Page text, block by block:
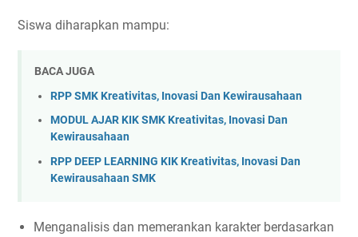
Siswa diharapkan mampu:
BACA JUGA
RPP SMK Kreativitas, Inovasi Dan Kewirausahaan
MODUL AJAR KIK SMK Kreativitas, Inovasi Dan
Kewirausahaan
RPP DEEP LEARNING KIK Kreativitas, Inovasi Dan
Kewirausahaan SMK
Menganalisis dan memerankan karakter berdasarkan